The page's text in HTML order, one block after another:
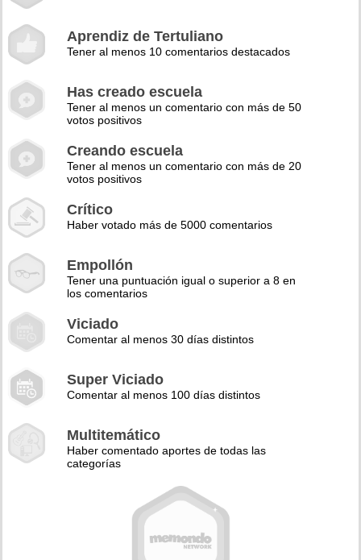
Aprendiz de Tertuliano
Tener al menos 10 comentarios destacados
Has creado escuela
Tener al menos un comentario con más de 50
votos positivos
Creando escuela
Tener al menos un comentario con más de 20
votos positivos
Crítico
Haber votado más de 5000 comentarios
Empollón
Tener una puntuación igual o superior a 8 en
los comentarios
Viciado
Comentar al menos 30 días distintos
Super Viciado
Comentar al menos 100 días distintos
Multitemático
Haber comentado aportes de todas las
categorías